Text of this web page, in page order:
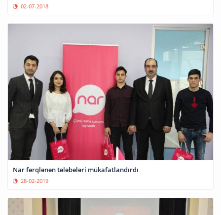
02-07-2018
Nar fərqlənən tələbələri mükafatlandırdı
28-02-2019